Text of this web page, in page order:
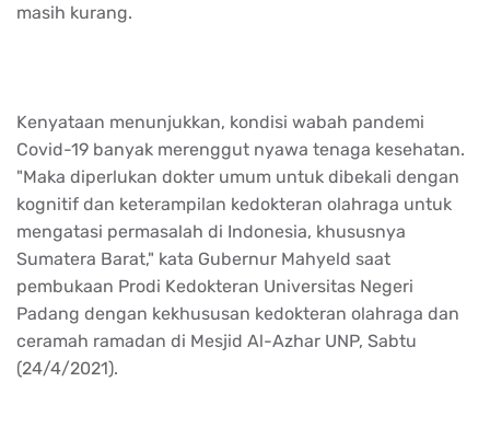
masih kurang.
Kenyataan menunjukkan, kondisi wabah pandemi
Covid-19 banyak merenggut nyawa tenaga kesehatan.
"Maka diperlukan dokter umum untuk dibekali dengan
kognitif dan keterampilan kedokteran olahraga untuk
mengatasi permasalah di Indonesia, khususnya
Sumatera Barat," kata Gubernur Mahyeld saat
pembukaan Prodi Kedokteran Universitas Negeri
Padang dengan kekhususan kedokteran olahraga dan
ceramah ramadan di Mesjid Al-Azhar UNP, Sabtu
(24/4/2021).